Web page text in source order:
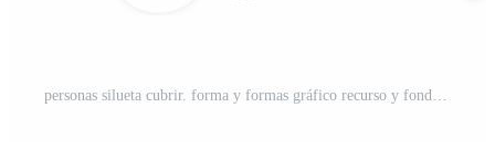
personas silueta cubrir. forma y formas gráfico recurso y fondo. png PNG Pro